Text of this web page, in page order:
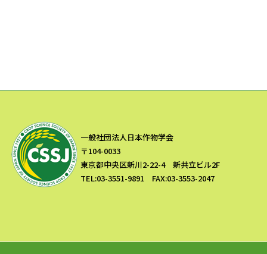
一般社団法人日本作物学会
〒104-0033
東京都中央区新川2-22-4 新共立ビル2F
TEL:03-3551-9891 FAX:03-3553-2047